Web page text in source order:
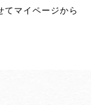
てマイページから